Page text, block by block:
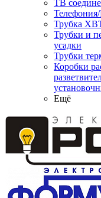
ТВ
Трубка
Трубки и
усадки
Трубки
Коробки
Ещё